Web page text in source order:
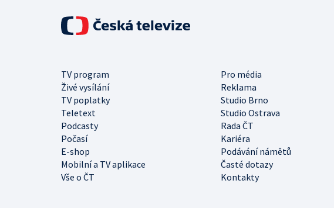
TV program
Pro média
Živé vysílání
Reklama
TV poplatky
Studio Brno
Teletext
Studio Ostrava
Podcasty
Rada ČT
Počasí
Kariéra
E-shop
Podávání námětů
Mobilní a TV aplikace
Časté dotazy
Vše o ČT
Kontakty